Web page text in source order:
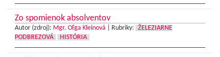
Zo spomienok absolventov
Autor (zdroj): Mgr. Oľga Kleinová Rubriky:
ŽELEZIARNE
PODBREZOVÁ
HISTÓRIA